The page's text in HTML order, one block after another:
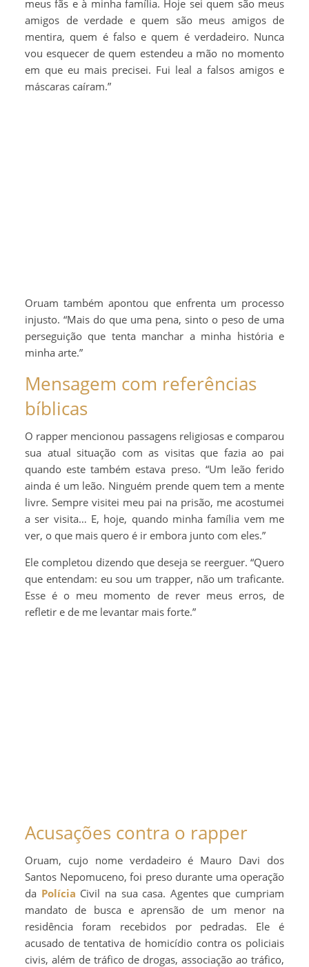
meus fãs e à minha família. Hoje sei quem são meus
amigos de verdade e quem são meus amigos de
mentira, quem é falso e quem é verdadeiro. Nunca
vou esquecer de quem estendeu a mão no momento
em que eu mais precisei. Fui leal a falsos amigos e
máscaras caíram.”
Oruam também apontou que enfrenta um processo
injusto. “Mais do que uma pena, sinto o peso de uma
perseguição que tenta manchar a minha história e
minha arte.”
Mensagem com referências
bíblicas
O rapper mencionou passagens religiosas e comparou
sua atual situação com as visitas que fazia ao pai
quando este também estava preso. “Um leão ferido
ainda é um leão. Ninguém prende quem tem a mente
livre. Sempre visitei meu pai na prisão, me acostumei
a ser visita… E, hoje, quando minha família vem me
ver, o que mais quero é ir embora junto com eles.”
Ele completou dizendo que deseja se reerguer. “Quero
que entendam: eu sou um trapper, não um traficante.
Esse é o meu momento de rever meus erros, de
refletir e de me levantar mais forte.”
Acusações contra o rapper
Oruam, cujo nome verdadeiro é Mauro Davi dos
Santos Nepomuceno, foi preso durante uma operação
da Polícia Civil na sua casa. Agentes que cumpriam
mandato de busca e aprensão de um menor na
residência foram recebidos por pedradas. Ele é
acusado de tentativa de homicídio contra os policiais
civis, além de tráfico de drogas, associação ao tráfico,